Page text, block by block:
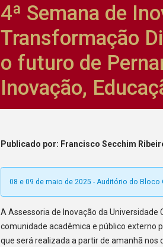
4ª Semana de
Transformação
o futuro de
Inovação,
Publicado por: Francisco Secchim
08 e 09 de maio de 2025 - Auditório do Bloco
A Assessoria de Inovação da
comunidade acadêmica e público externo
que será realizada a partir de amanhã nos